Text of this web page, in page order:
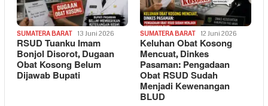
SUMATERA BARAT 13 Juni 2026
RSUD Tuanku Imam
Bonjol Disorot, Dugaan
Obat Kosong Belum
Dijawab Bupati
SUMATERA BARAT 12 Juni 2026
Keluhan Obat Kosong
Mencuat, Dinkes
Pasaman: Pengadaan
Obat RSUD Sudah
Menjadi Kewenangan
BLUD